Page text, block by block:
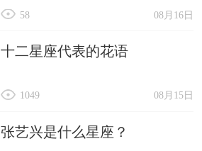
08月16日
58
十二星座代表的花语
08月15日
1049
张艺兴是什么星座？